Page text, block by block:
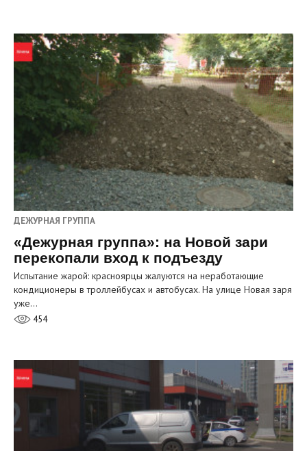
ДЕЖУРНАЯ ГРУППА
«Дежурная группа»: на Новой зари
перекопали вход к подъезду
Испытание жарой: красноярцы жалуются на неработающие
кондиционеры в троллейбусах и автобусах. На улице Новая заря
уже…
454